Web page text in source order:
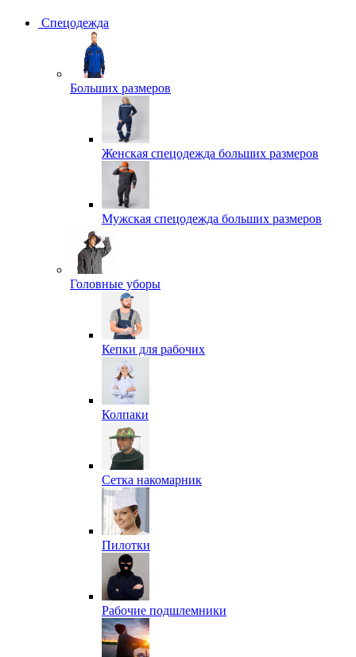
Спецодежда
Больших размеров
Женская спецодежда больших размеров
Мужская спецодежда больших размеров
Головные уборы
Кепки для рабочих
Колпаки
Сетка накомарник
Пилотки
Рабочие подшлемники